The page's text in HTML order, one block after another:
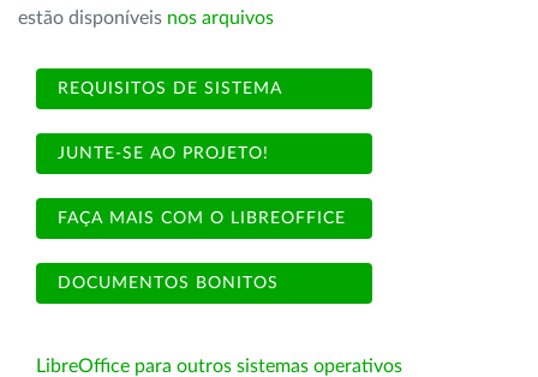
estão disponíveis nos arquivos
REQUISITOS DE SISTEMA
JUNTE-SE AO PROJETO!
FAÇA MAIS COM O LIBREOFFICE
DOCUMENTOS BONITOS
LibreOffice para outros sistemas operativos